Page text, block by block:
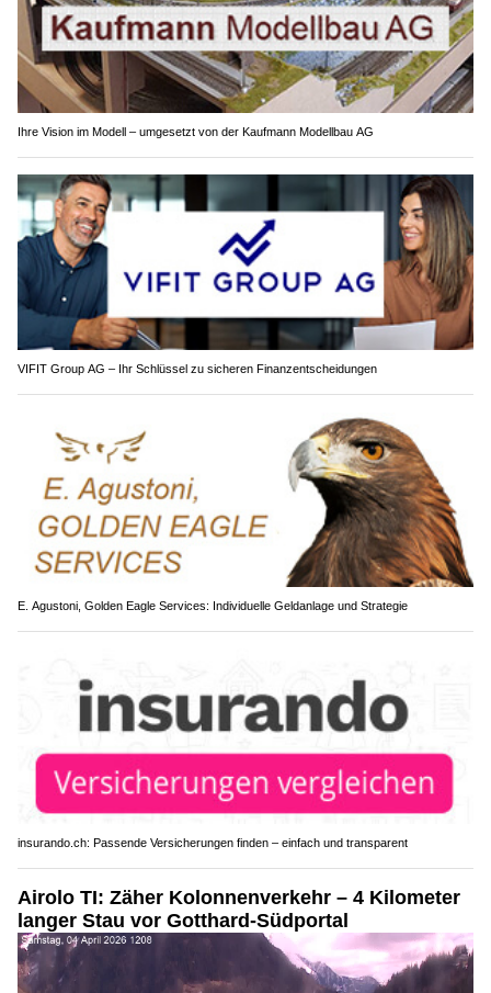
Ihre Vision im Modell – umgesetzt von der Kaufmann Modellbau AG
VIFIT Group AG – Ihr Schlüssel zu sicheren Finanzentscheidungen
E. Agustoni, Golden Eagle Services: Individuelle Geldanlage und Strategie
insurando.ch: Passende Versicherungen finden – einfach und transparent
Airolo TI: Zäher Kolonnenverkehr – 4 Kilometer
langer Stau vor Gotthard-Südportal